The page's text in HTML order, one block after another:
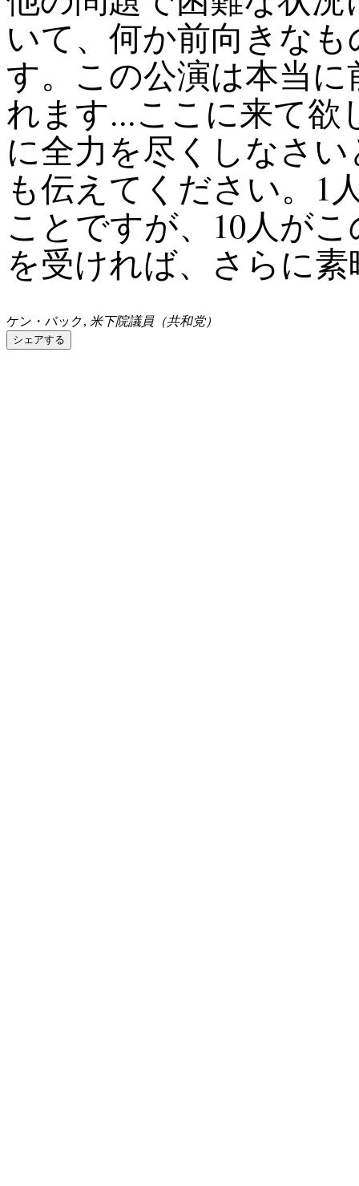
いて、何か前向きな
す。この公演は本当
れます...ここに来て
に全力を尽くしなさ
も伝えてください。1
ことですが、10人が
を受ければ、さらに
ケン・バック, 米下院議員（共和党）
シェアする